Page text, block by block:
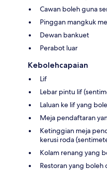
Cawan boleh guna
Pinggan mangkuk
Dewan bankuet
Perabot luar
Kebolehcapaian
Lif
Lebar pintu lif
Laluan ke lif yang
Meja pendaftaran
Ketinggian meja
kerusi roda
Kolam renang yang
Restoran yang boleh